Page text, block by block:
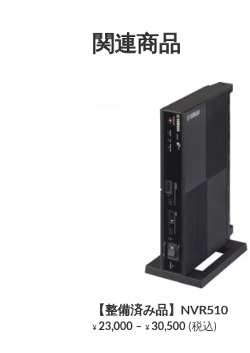
関連商品
【整備済み品】NVR510
¥ 23,000 – ¥ 30,500価(税込)